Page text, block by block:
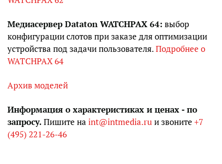
Медиасервер Dataton WATCHPAX 64: выбор
конфигурации слотов при заказе для оптимизации
устройства под задачи пользователя.Подробнее о
WATCHPAX 64
Архив моделей
Информация о характеристиках и ценах - по
запросу. Пишите на int@intmedia.ruи звоните +7
(495) 221-26-46